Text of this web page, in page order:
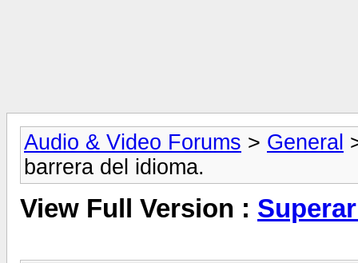
Audio & Video Forums > General
barrera del idioma.
View Full Version :